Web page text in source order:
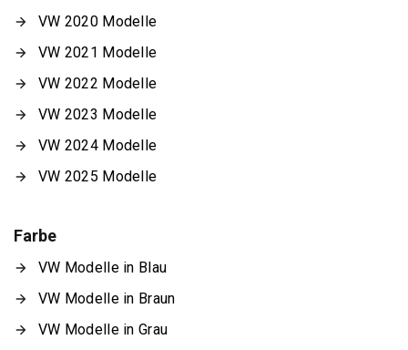
VW 2020 Modelle
VW 2021 Modelle
VW 2022 Modelle
VW 2023 Modelle
VW 2024 Modelle
VW 2025 Modelle
Farbe
VW Modelle in Blau
VW Modelle in Braun
VW Modelle in Grau